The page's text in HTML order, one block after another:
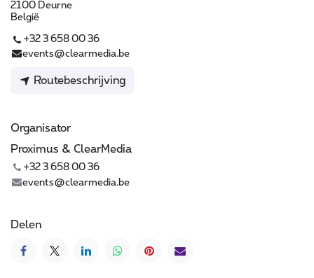
2100 Deurne
België
+32 3 658 00 36
events@clearmedia.be
Routebeschrijving
Organisator
Proximus & ClearMedia
+32 3 658 00 36
events@clearmedia.be
Delen